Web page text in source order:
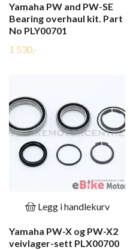
Yamaha PW and PW-SE
Bearing overhaul kit. Part
No PLY00701
1 530,-
Legg i handlekurv
Yamaha PW-X og PW-X2
veivlager-sett PLX00700